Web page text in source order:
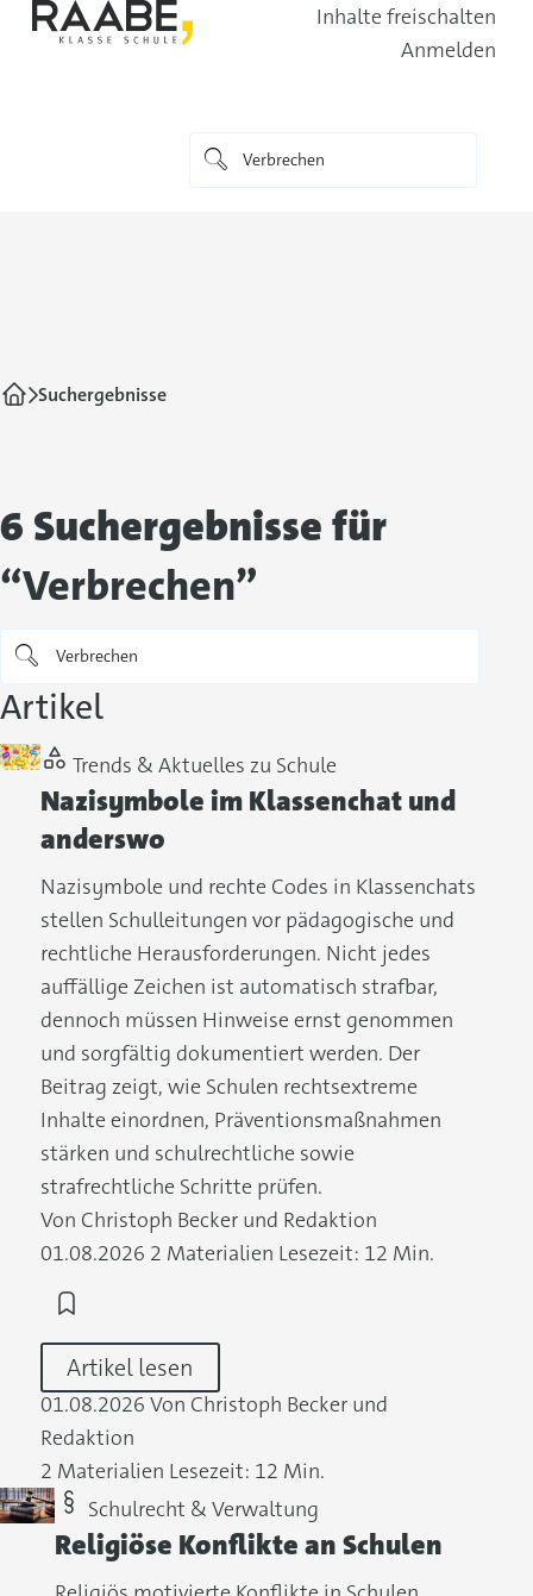
Inhalte freischalten
Anmelden
Suchergebnisse
6 Suchergebnisse für
“Verbrechen”
Artikel
Trends & Aktuelles zu Schule
Nazisymbole im Klassenchat und
anderswo
Nazisymbole und rechte Codes in Klassenchats
stellen Schulleitungen vor pädagogische und
rechtliche Herausforderungen. Nicht jedes
auffällige Zeichen ist automatisch strafbar,
dennoch müssen Hinweise ernst genommen
und sorgfältig dokumentiert werden. Der
Beitrag zeigt, wie Schulen rechtsextreme
Inhalte einordnen, Präventionsmaßnahmen
stärken und schulrechtliche sowie
strafrechtliche Schritte prüfen.
Von Christoph Becker und Redaktion
01.08.2026 2 Materialien Lesezeit: 12 Min.
Artikel lesen
01.08.2026 Von Christoph Becker und
Redaktion
2 Materialien Lesezeit: 12 Min.
Schulrecht & Verwaltung
Religiöse Konflikte an Schulen